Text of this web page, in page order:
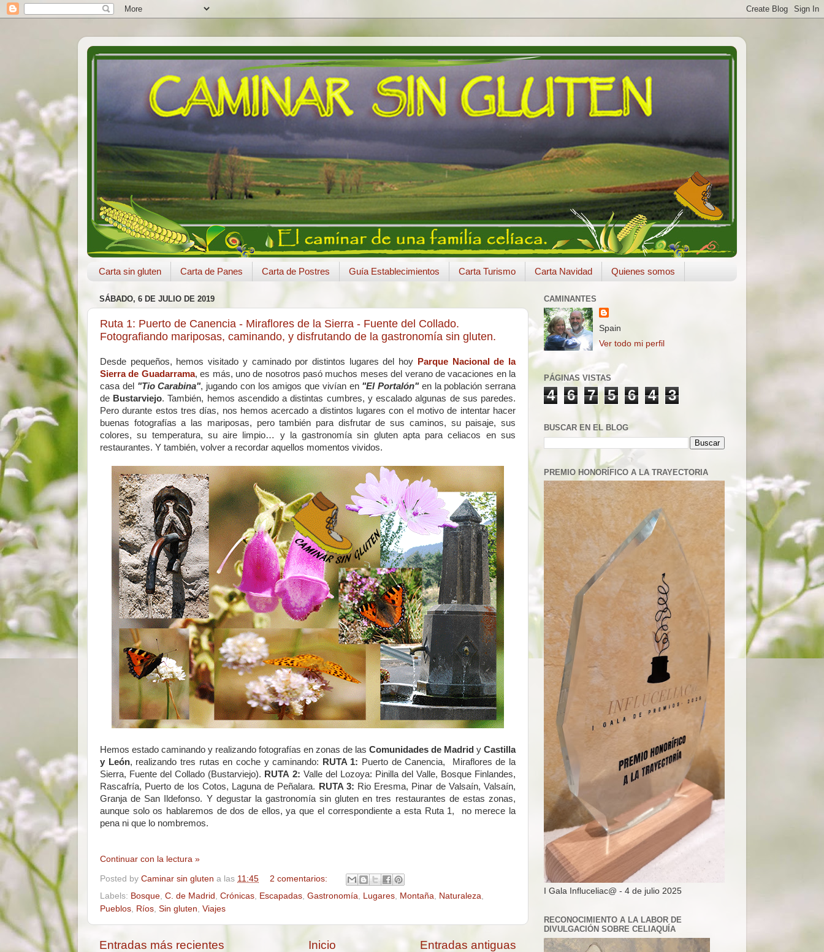
Carta sin gluten Carta de Panes Carta de Postres Guía Establecimientos Carta Turismo Carta Navidad Quienes somos
SÁBADO, 6 DE JULIO DE 2019
Ruta 1: Puerto de Canencia - Miraflores de la Sierra - Fuente del Collado.
Fotografiando mariposas, caminando, y disfrutando de la gastronomía sin gluten.
Desde pequeños, hemos visitado y caminado por distintos lugares del hoy
Parque Nacional de la
Sierra de Guadarrama, es más, uno de nosotros pasó muchos meses del verano de vacaciones en la
casa del "Tio Carabina", jugando con los amigos que vivían en"El Portalón"en la población serrana
de Bustarviejo. También, hemos ascendido a distintas cumbres, y escalado algunas de sus paredes.
Pero durante estos tres días, nos hemos acercado a distintos lugares con el motivo de intentar hacer
buenas fotografías a las mariposas, pero también para disfrutar de sus caminos, su paisaje, sus
colores, su temperatura, su aire limpio… y la gastronomía sin gluten apta para celiacos en sus
restaurantes. Y también, volver a recordar aquellos momentos vividos.
Hemos estado caminando y realizando fotografías en zonas de las Comunidades de Madrid y Castilla
y León, realizando tres rutas en coche y caminando: RUTA 1: Puerto de Canencia, Miraflores de la
Sierra, Fuente del Collado (Bustarviejo). RUTA 2: Valle del Lozoya: Pinilla del Valle, Bosque Finlandes,
Rascafría, Puerto de los Cotos, Laguna de Peñalara. RUTA 3: Rio Eresma, Pinar de Valsaín, Valsaín,
Granja de San Ildefonso. Y degustar la gastronomía sin gluten en tres restaurantes de estas zonas,
aunque solo os hablaremos de dos de ellos, ya que el correspondiente a esta Ruta 1, no merece la
pena ni que lo nombremos.
Continuar con la lectura »
Posted by Caminar sin gluten a las 11:45
2 comentarios:
Labels: Bosque C. de Madrid Crónicas Escapadas Gastronomía Lugares Montaña Naturaleza
Pueblos Ríos Sin gluten Viajes
Entradas más recientes Entradas antiguas
Inicio
CAMINANTES
Spain
Ver todo mi perfil
PÁGINAS VISTAS
4 6 7 5 6 4 3
BUSCAR EN EL BLOG
PREMIO HONORÍFICO A LA TRAYECTORIA
I Gala Influceliac@ - 4 de julio 2025
RECONOCIMIENTO A LA LABOR DE
DIVULGACIÓN SOBRE CELIAQUÍA